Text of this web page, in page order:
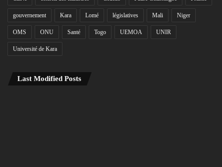
gouvernement Kara Lomé législatives Mali Niger
OMS ONU Santé Togo UEMOA UNIR
Université de Kara
Last Modified Posts